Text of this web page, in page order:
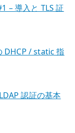
– 導入と TLS 証
DHCP / static 指
認証の基本